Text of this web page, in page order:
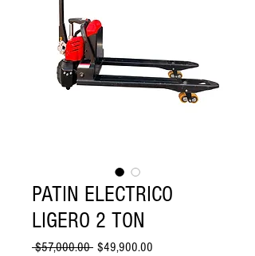
PATIN ELECTRICO
LIGERO 2 TON
$57,000.00 Precio
$49,900.00